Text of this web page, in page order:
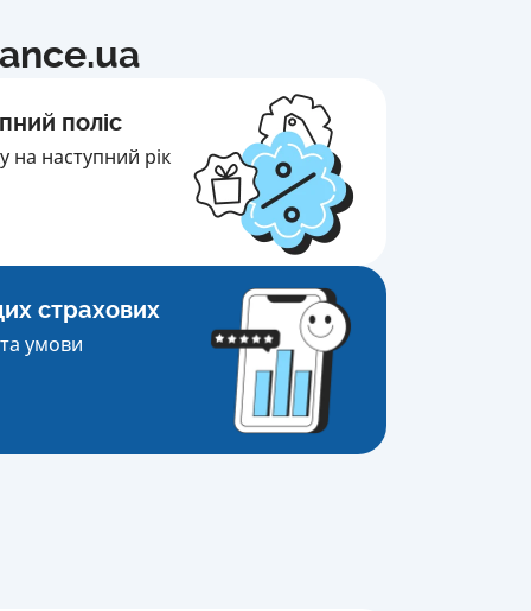
поліс
наступний рік
страхових
умови